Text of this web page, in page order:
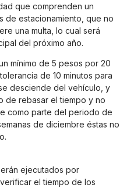
que comprenden un
de estacionamiento, que no
una multa, lo cual será
del próximo año.
mínimo de 5 pesos por 20
de 10 minutos para
desciende del vehículo, y
de rebasar el tiempo y no
como parte del periodo de
de diciembre éstas no
ejecutados por
el tiempo de los